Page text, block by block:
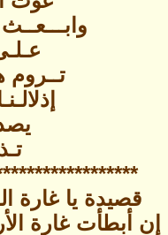
تــروم
**********
ﻗﺼﻴﺪﺓ ﻳﺎ ﻏﺎﺭﺓ
إن أبطأت غارة